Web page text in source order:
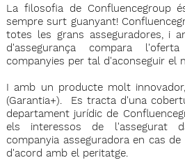
La filosofia de Confluencegroup
sempre surt guanyant!
totes les grans asseguradores, i
d'assegurança compara
companyies per tal d'aconseguir el
I amb un producte molt
(Garantia+). Es tracta d'una
departament jurídic de
els interessos de l'assegurat
companyia asseguradora en cas
d'acord amb el peritatge.